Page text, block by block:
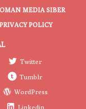
MEDIA SIBER
PRIVACY POLICY
Twitter
Tumblr
WordPress
Linkedin